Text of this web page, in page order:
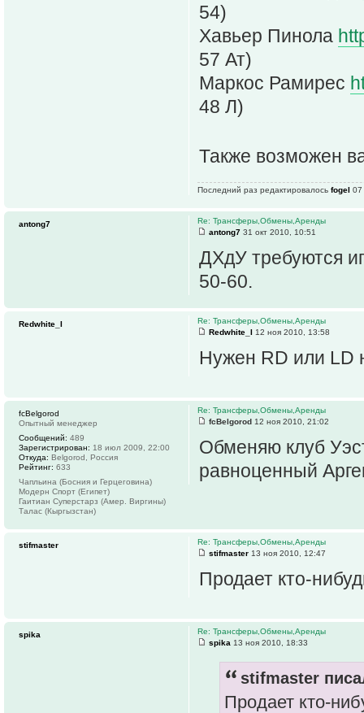
54)
Хавьер Пинола
57 Ат)
Маркос Рамирес
48 Л)
Также возможен
Последний раз редактировалось fogel 07
Re: Трансферы,Обмены,Аренды
antong7 31 окт 2010, 10:51
ДХдУ требуются
50-60.
antong7
Re: Трансферы,Обмены,Аренды
Redwhite_I 12 ноя 2010, 13:58
Нужен RD или LD
Redwhite_I
Re: Трансферы,Обмены,Аренды
fcBelgorod 12 ноя 2010, 21:02
Обменяю клуб
равноценный
fcBelgorod
Опытный менеджер
Сообщений: 489
Зарегистрирован: 18 июл 2009, 22:00
Откуда: Belgorod, Россия
Рейтинг: 633
Чапльина (Босния и Герцеговина)
Модерн Спорт (Египет)
Гаитиан Суперстарз (Амер. Виргины)
Талас (Кыргызстан)
Re: Трансферы,Обмены,Аренды
stifmaster 13 ноя 2010, 12:47
Продает кто-
stifmaster
Re: Трансферы,Обмены,Аренды
spika 13 ноя 2010, 18:33
stifmaster
Продает кто-
spika